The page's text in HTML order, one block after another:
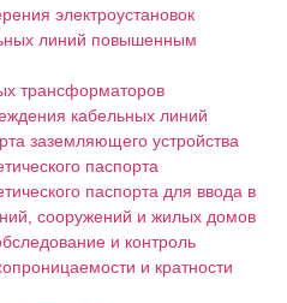
электроустановок
линий повышенным
трансформаторов
кабельных линий
заземляющего устройства
паспорта
паспорта для ввода в
сооружений и жилых домов
и контроль
и кратности